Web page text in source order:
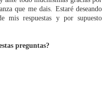
que me dais. Estaré deseando
mis respuestas y por supuesto
preguntas?